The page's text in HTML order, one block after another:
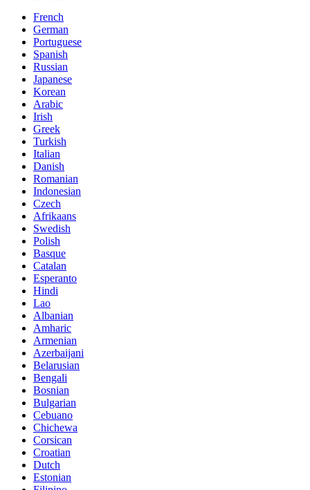
French
German
Portuguese
Spanish
Russian
Japanese
Korean
Arabic
Irish
Greek
Turkish
Italian
Danish
Romanian
Indonesian
Czech
Afrikaans
Swedish
Polish
Basque
Catalan
Esperanto
Hindi
Lao
Albanian
Amharic
Armenian
Azerbaijani
Belarusian
Bengali
Bosnian
Bulgarian
Cebuano
Chichewa
Corsican
Croatian
Dutch
Estonian